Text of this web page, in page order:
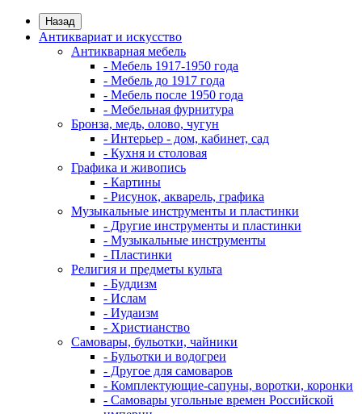
Назад
Антиквариат и искусство
Антикварная мебель
- Мебель 1917-1950 года
- Мебель до 1917 года
- Мебель после 1950 года
- Мебельная фурнитура
Бронза, медь, олово, чугун
- Интерьер - дом, кабинет, сад
- Кухня и столовая
Графика и живопись
- Картины
- Рисунок, акварель, графика
Музыкальные инструменты и пластинки
- Другие инструменты и пластинки
- Музыкальные инструменты
- Пластинки
Религия и предметы культа
- Буддизм
- Ислам
- Иудаизм
- Христианство
Самовары, бульотки, чайники
- Бульотки и водогреи
- Другое для самоваров
- Комплектующие-сапуны, воротки, коронки
- Самовары угольные времен Российской